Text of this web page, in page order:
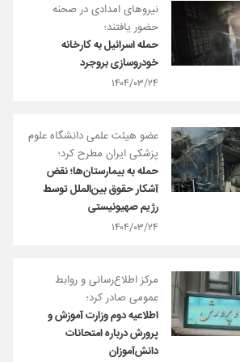
نیروهای امدادی در صحنه
حضور یافتند؛
حمله اسرائیل به کارخانه
خودروسازی بروجرد
۱۴۰۴/۰۳/۲۴
عضو هیئت علمی دانشگاه علوم
پزشکی ایران مطرح کرد؛
حمله به بیمارستان‌ها؛ نقض
آشکار حقوق بین‌الملل توسط
رژیم صهیونیستی
۱۴۰۴/۰۳/۲۴
مرکز اطلاع‌رسانی و روابط
عمومی صادر کرد؛
اطلاعیه دوم وزارت آموزش و
پرورش درباره امتحانات
دانش‌آموزان